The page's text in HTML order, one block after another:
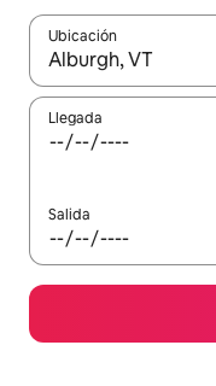
Ubicación
Cuando los
Llegada
Salida